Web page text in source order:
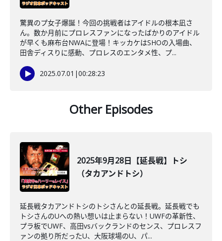
驚異のプ女子爆誕！今回の挑戦者はアイドルの根本凪さ
ん。数か月前にプロレスファンになったばかりのアイドル
が早くも麻布台NWAに登場！キッカケはSHOの入場曲、
田舎ディスりに感動、プロレスのエンタメ性、プ...
2025.07.01 |00:28:23
Other Episodes
2025年9月28日【延長戦】トシ
（タカアンドトシ）
延長戦タカアンドトシのトシさんとの延長戦。延長戦でも
トシさんのUへの熱い想いは止まらない！UWFの革新性、
プラ板でUWF、高田vsバックランドのセンス、プロレスフ
ァンの拠り所だったU、大阪球場のU、パ...